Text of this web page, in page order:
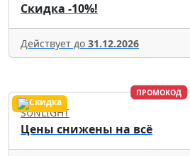
Скидка -10%!
Действует до 31.12.2026
ПРОМОКОД
SUNLIGHT
Цены снижены на всё